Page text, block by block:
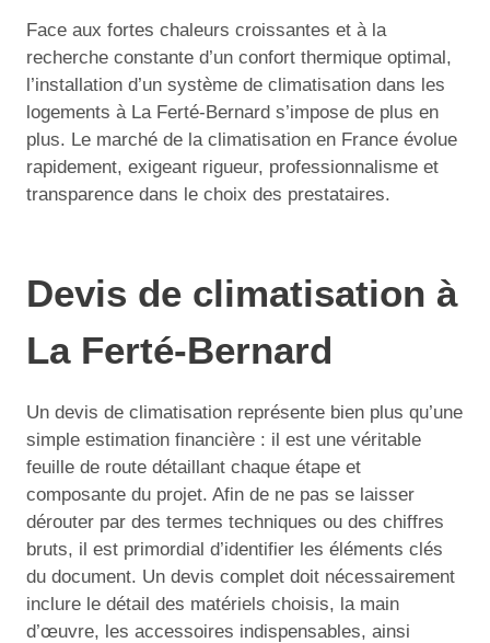
Face aux fortes chaleurs croissantes et à la
recherche constante d’un confort thermique optimal,
l’installation d’un système de climatisation dans les
logements à La Ferté-Bernard s’impose de plus en
plus. Le marché de la climatisation en France évolue
rapidement, exigeant rigueur, professionnalisme et
transparence dans le choix des prestataires.
Devis de climatisation à
La Ferté-Bernard
Un devis de climatisation représente bien plus qu’une
simple estimation financière : il est une véritable
feuille de route détaillant chaque étape et
composante du projet. Afin de ne pas se laisser
dérouter par des termes techniques ou des chiffres
bruts, il est primordial d’identifier les éléments clés
du document. Un devis complet doit nécessairement
inclure le détail des matériels choisis, la main
d’œuvre, les accessoires indispensables, ainsi